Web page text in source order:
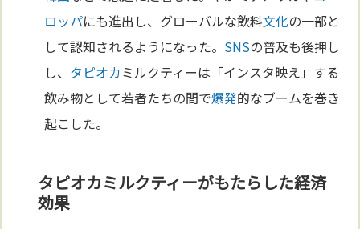
ロッパにも進出し、グローバルな飲料文化の一部と
して認知されるようになった。 SNSの普及も後押し
し、 タピオカミルクティーは「インスタ映え」する
飲み物として若者たちの間で爆発的なブームを巻き
起こした。
タピオカミルクティーがもたらした経済
効果